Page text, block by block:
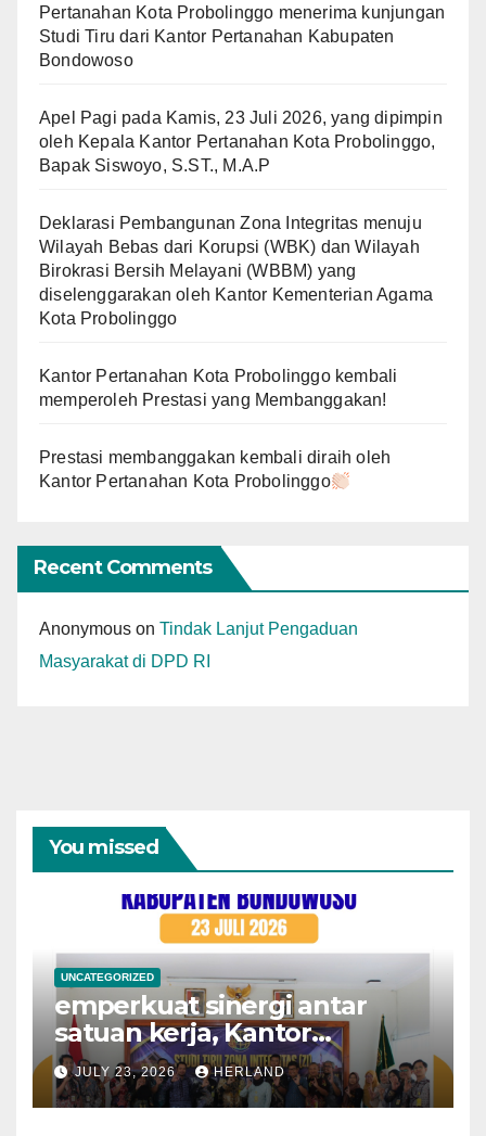
Pertanahan Kota Probolinggo menerima kunjungan
Studi Tiru dari Kantor Pertanahan Kabupaten
Bondowoso
Apel Pagi pada Kamis, 23 Juli 2026, yang dipimpin
oleh Kepala Kantor Pertanahan Kota Probolinggo,
Bapak Siswoyo, S.ST., M.A.P
Deklarasi Pembangunan Zona Integritas menuju
Wilayah Bebas dari Korupsi (WBK) dan Wilayah
Birokrasi Bersih Melayani (WBBM) yang
diselenggarakan oleh Kantor Kementerian Agama
Kota Probolinggo
Kantor Pertanahan Kota Probolinggo kembali
memperoleh Prestasi yang Membanggakan!
Prestasi membanggakan kembali diraih oleh
Kantor Pertanahan Kota Probolinggo
Recent Comments
Anonymous on Tindak Lanjut Pengaduan
Masyarakat di DPD RI
You missed
UNCATEGORIZED
emperkuat sinergi antar
satuan kerja, Kantor
Pertanahan Kota
Probolinggo menerima
kunjungan Studi Tiru dari
JULY 23, 2026 HERLAND